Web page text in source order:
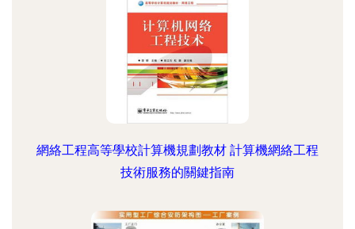
網絡工程高等學校計算機規劃教材 計算機網絡工程
技術服務的關鍵指南